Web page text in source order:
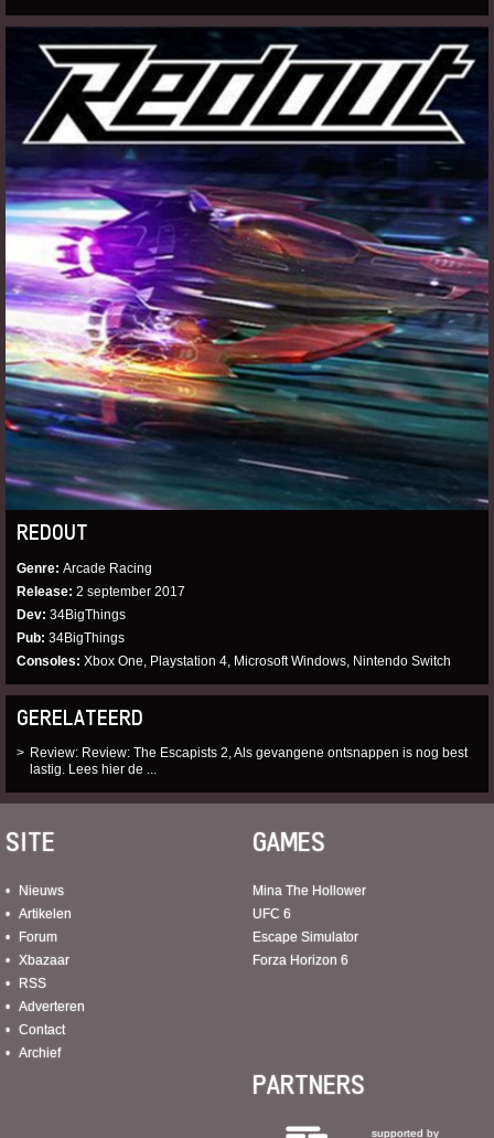
REDOUT
Genre Arcade Racing
Release 2 september 2017
Dev 34BigThings
Pub 34BigThings
Consoles Xbox One, Playstation 4, Microsoft Windows, Nintendo Switch
GERELATEERD
Review: Review: The Escapists 2, Als gevangene ontsnappen is nog best
lastig. Lees hier de ...
SITE
Nieuws
Artikelen
Forum
Xbazaar
RSS
Adverteren
Contact
Archief
GAMES
Mina The Hollower
UFC 6
Escape Simulator
Forza Horizon 6
PARTNERS
supported by